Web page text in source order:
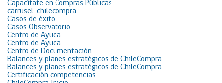
Capacítate en Compras Públicas
carrusel-chilecompra
Casos de éxito
Casos Observatorio
Centro de Ayuda
Centro de Ayuda
Centro de Documentación
Balances y planes estratégicos de ChileCompra
Balances y planes estratégicos de ChileCompra
Certificación competencias